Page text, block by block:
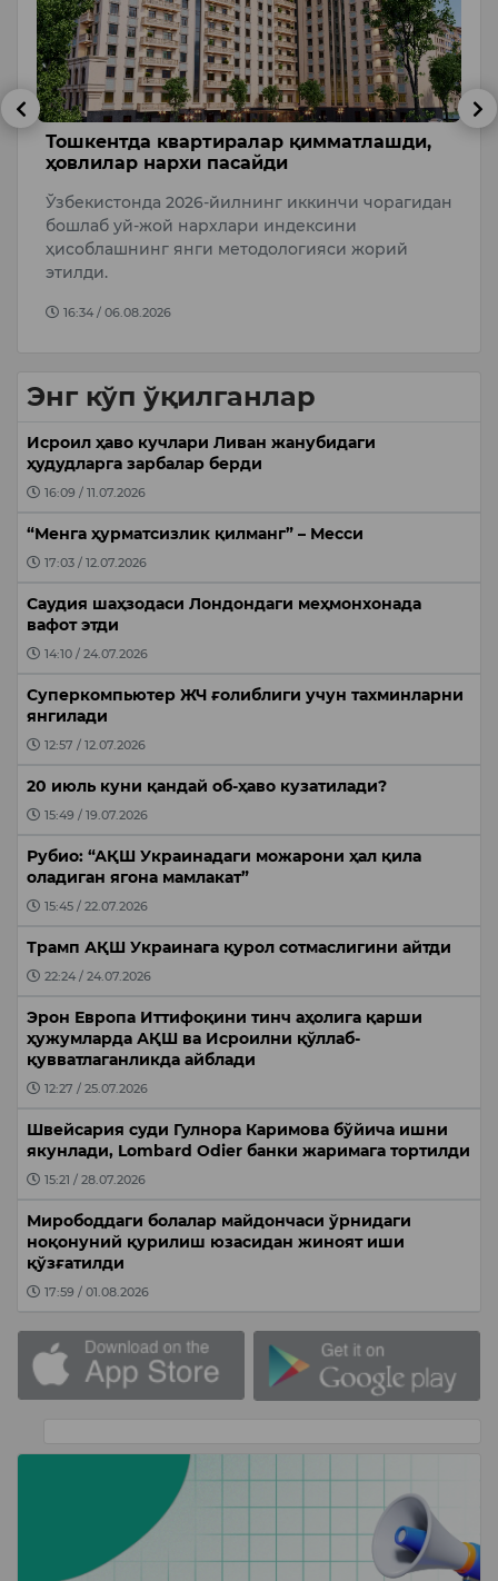
қимматлашди,
иккинчи чорагидан
индексини
жорий
Ҳиндистонда машҳур
ишида айбдор деб
Ҳиндистоннинг Мумбай Олий
“Теҳелка” журналининг собиқ
Тарун Тежпални ҳамкасбини
Энг кўп ўқилганлар
Исроил ҳаво кучлари Ливан жанубидаги
ҳудудларга зарбалар берди
16:09 / 11.07.2026
“Менга ҳурматсизлик қилманг” – Месси
17:03 / 12.07.2026
Саудия шаҳзодаси Лондондаги меҳмонхонада
вафот этди
14:10 / 24.07.2026
Суперкомпьютер ЖЧ ғолиблиги учун тахминларни
янгилади
12:57 / 12.07.2026
20 июль куни қандай об-ҳаво кузатилади?
15:49 / 19.07.2026
Рубио: “АҚШ Украинадаги можарони ҳал қила
оладиган ягона мамлакат”
15:45 / 22.07.2026
Трамп АҚШ Украинага қурол сотмаслигини айтди
22:24 / 24.07.2026
Эрон Европа Иттифоқини тинч аҳолига қарши
ҳужумларда АҚШ ва Исроилни қўллаб-
қувватлаганликда айблади
12:27 / 25.07.2026
Швейсария суди Гулнора Каримова бўйича ишни
якунлади, Lombard Odier банки жаримага тортилди
15:21 / 28.07.2026
Мирободдаги болалар майдончаси ўрнидаги
ноқонуний қурилиш юзасидан жиноят иши
қўзғатилди
17:59 / 01.08.2026